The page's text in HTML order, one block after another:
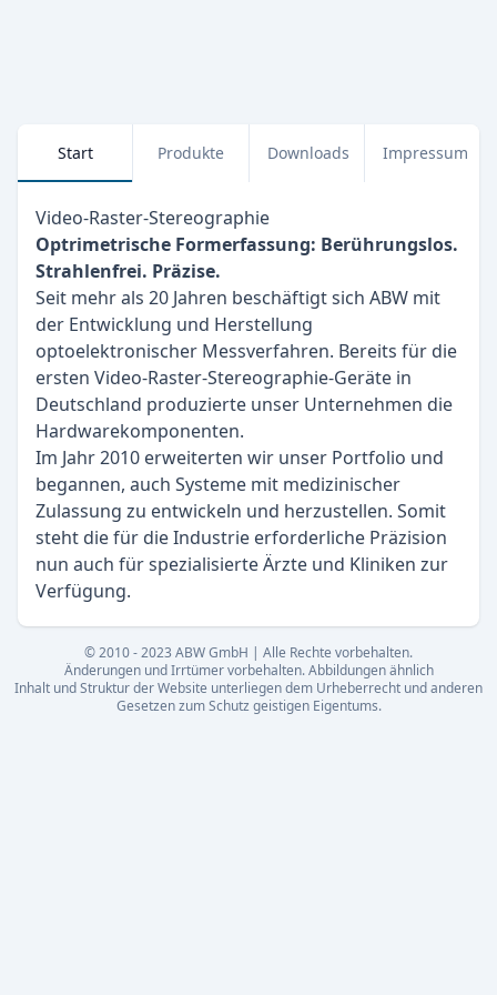
Start Produkte Downloads Impressum
Video-Raster-Stereographie
Optrimetrische Formerfassung: Berührungslos.
Strahlenfrei. Präzise.
Seit mehr als 20 Jahren beschäftigt sich ABW mit
der Entwicklung und Herstellung
optoelektronischer Messverfahren. Bereits für die
ersten Video-Raster-Stereographie-Geräte in
Deutschland produzierte unser Unternehmen die
Hardwarekomponenten.
Im Jahr 2010 erweiterten wir unser Portfolio und
begannen, auch Systeme mit medizinischer
Zulassung zu entwickeln und herzustellen. Somit
steht die für die Industrie erforderliche Präzision
nun auch für spezialisierte Ärzte und Kliniken zur
Verfügung.
© 2010 - 2023 ABW GmbH | Alle Rechte vorbehalten.
Änderungen und Irrtümer vorbehalten. Abbildungen ähnlich
Inhalt und Struktur der Website unterliegen dem Urheberrecht und anderen
Gesetzen zum Schutz geistigen Eigentums.